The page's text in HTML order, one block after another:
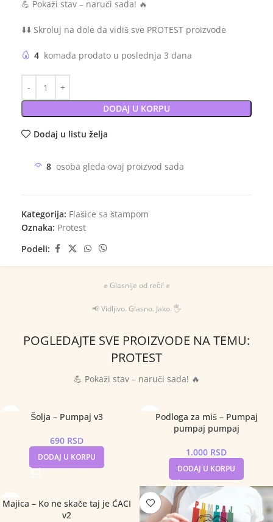
💪 Pokaži stav – naruči sada! 🔥
⬇️⬇️ Skroluj na dole da vidiš sve PROTEST proizvode
4 komada prodato u poslednja 3 dana
DODAJ U KORPU
Dodaj u listu želja
8 osoba gleda ovaj proizvod sada
Kategorija: Flašice sa štampom
Oznaka: Protest
Podeli:
✊ Glasnije od reči! ✊
📢 Vidljivo. Glasno. Jako. 🖐
POGLEDAJTE SVE PROIZVODE NA TEMU:
PROTEST
💪 Pokaži stav – naruči sada! 🔥
Šolja – Pumpaj v3
690 RSD
DODAJ U KORPU
Podloga za miš – Pumpaj
pumpaj pumpaj
1.000 RSD
DODAJ U KORPU
Majica – Ko ne skače taj je ĆACI
v2